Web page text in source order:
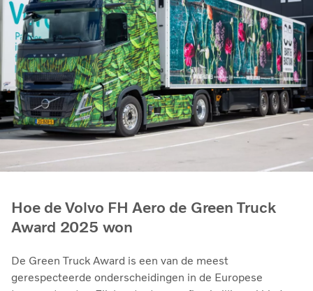
Hoe de Volvo FH Aero de Green Truck
Award 2025 won
De Green Truck Award is een van de meest
gerespecteerde onderscheidingen in de Europese